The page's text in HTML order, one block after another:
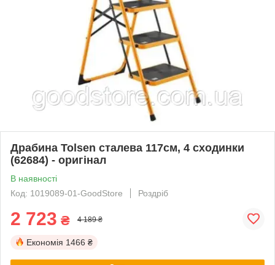
Драбина Tolsen сталева 117см, 4 сходинки
(62684) - оригінал
В наявності
Код: 1019089-01-GoodStore
Роздріб
2 723 ₴ 4 189 ₴
Економія 1466 ₴